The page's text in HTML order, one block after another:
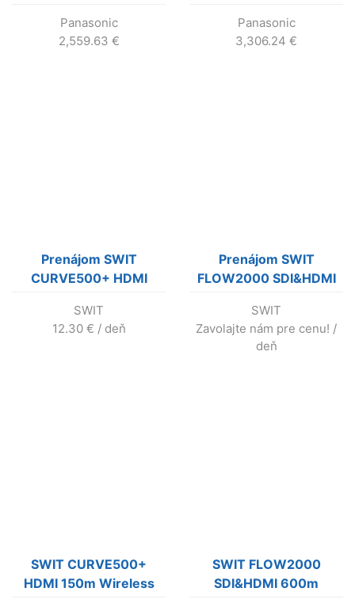
Panasonic
2,559.63 €
Panasonic
3,306.24 €
Prenájom SWIT
CURVE500+ HDMI
bez batérii
SWIT
12.30 € / deň
Prenájom SWIT
FLOW2000 SDI&HDMI
SWIT
Zavolajte nám pre cenu! /
deň
SWIT CURVE500+
HDMI 150m Wireless
SWIT FLOW2000
SDI&HDMI 600m